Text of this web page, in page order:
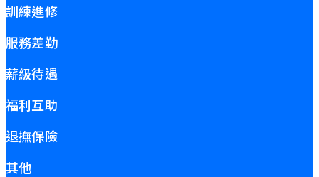
訓練進修
服務差勤
薪級待遇
福利互助
退撫保險
其他